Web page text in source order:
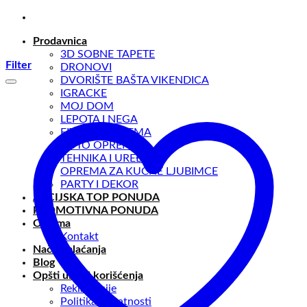
Preskoči
sadržajProdavnica
3D SOBNE TAPETE
DRONOVI
DVORIŠTE BAŠTA VIKENDICA
IGRACKE
MOJ DOM
LEPOTA I NEGA
FITNESS OPREMA
AUTO OPREMA
TEHNIKA I UREĐAJI
OPREMA ZA KUĆNE LJUBIMCE
PARTY I DEKOR
AKCIJSKA TOP PONUDA
PROMOTIVNA PONUDA
O nama
Kontakt
Načini plaćanja
Blog
Opšti uslovi korišćenja
Reklamacije
Politika privatnosti
Filter